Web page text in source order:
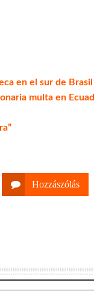
en el sur de Brasil
multa en
Hozzászólás